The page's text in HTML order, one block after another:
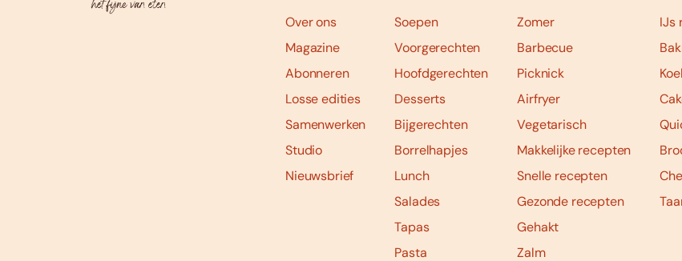
Over ons
Magazine
Abonneren
Losse edities
Samenwerken
Studio
Nieuwsbrief
Soepen
Voorgerechten
Hoofdgerechten
Desserts
Bijgerechten
Borrelhapjes
Lunch
Salades
Tapas
Pasta
Zomer
Barbecue
Picknick
Airfryer
Vegetarisch
Makkelijke recepten
Snelle recepten
Gezonde recepten
Gehakt
Zalm
IJs